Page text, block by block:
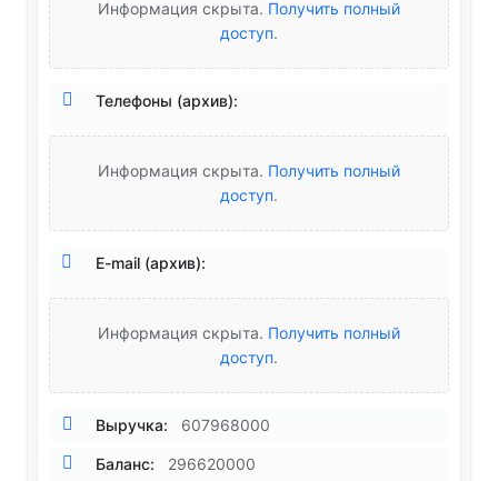
Информация скрыта. Получить полный
доступ.
Телефоны (архив):
Информация скрыта. Получить полный
доступ.
E-mail (архив):
Информация скрыта. Получить полный
доступ.
Выручка: 607968000
Баланс: 296620000